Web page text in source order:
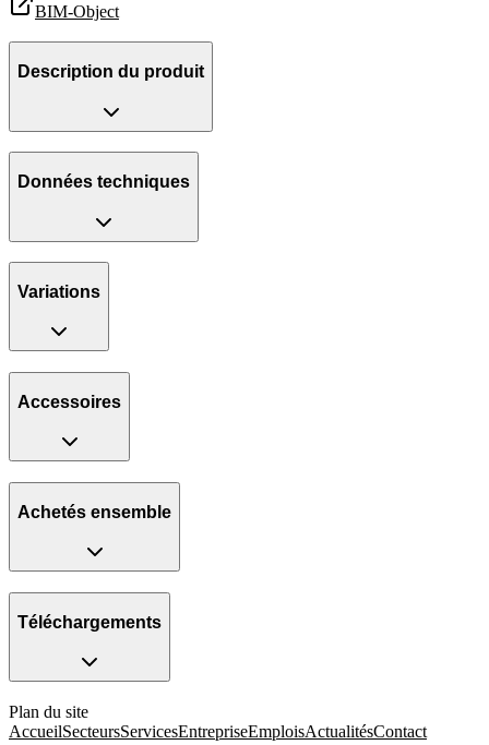
BIM-Object
Description du produit
Données techniques
Variations
Accessoires
Achetés ensemble
Téléchargements
Plan du site
AccueilSecteursServicesEntrepriseEmploisActualitésContact